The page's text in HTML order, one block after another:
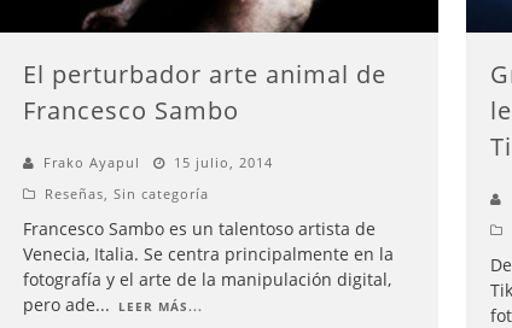
El perturbador arte animal de
Francesco Sambo
Frako Ayapul
15 julio, 2014
Reseñas Sin categoría
Francesco Sambo es un talentoso artista de
Venecia, Italia. Se centra principalmente en la
fotografía y el arte de la manipulación digital,
pero ade... LEER MÁS...